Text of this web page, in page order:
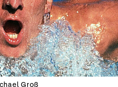
Groß